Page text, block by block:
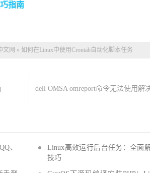
指南
文网 » 如何在Linux中使用Crontab自动化脚本任务
dell OMSA omreport命令无法使用解
、
Linux高效运行后台任务：全面
技巧